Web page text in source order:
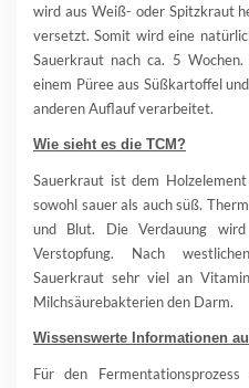
wird aus Weiß- oder Spitzkraut
versetzt. Somit wird eine
Sauerkraut nach ca. 5
einem Püree aus Süßkartoffel
anderen Auflauf verarbeitet.
Wie sieht es die TCM?
Sauerkraut ist dem
sowohl sauer als auch süß.
und Blut. Die Verdauung
Verstopfung. Nach
Sauerkraut sehr viel an
Milchsäurebakterien den Darm.
Wissenswerte Informationen
Für den